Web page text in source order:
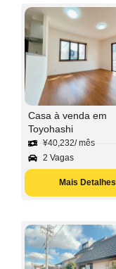
Casa à venda em
Toyohashi
¥40,232/ mês
2 Vagas
Mais Detalhes